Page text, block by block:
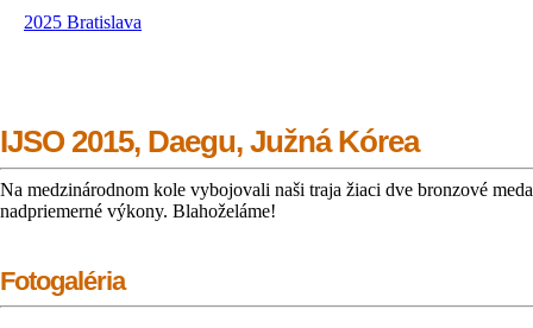
2025 Bratislava
IJSO 2015, Daegu, Južná Kórea
Na medzinárodnom kole vybojovali naši traja žiaci dve bronzové
nadpriemerné výkony. Blahoželáme!
Fotogaléria